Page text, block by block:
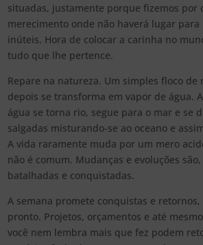
situadas, justamente porque fizemos por
merecimento onde não haverá lugar para
inúteis. Hora de colocar a carinha no
tudo que lhe pertence.
Repare na natureza. Um simples floco de
depois se transforma em vapor de água.
água se torna rio, segue para o mar e se
salgadas misturando-se ao oceano e
A vida raramente muda por um mero
não é comum. Mudanças e evoluções
batalhadas e conquistadas.
A semana promete conquistas e
pronto. Projetos, orçamentos e até
você nem lembra mais que fez podem